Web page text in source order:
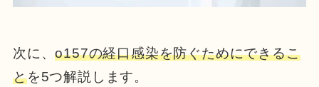
次に、o157の経口感染を防ぐためにできるこ
とを5つ解説します。